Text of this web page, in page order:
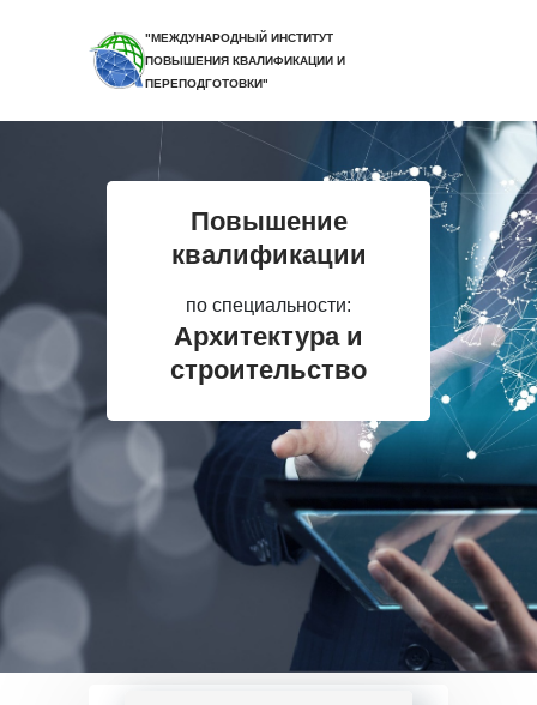
"МЕЖДУНАРОДНЫЙ ИНСТИТУТ
ПОВЫШЕНИЯ КВАЛИФИКАЦИИ И
ПЕРЕПОДГОТОВКИ"
Повышение
квалификации
по специальности:
Архитектура и
строительство